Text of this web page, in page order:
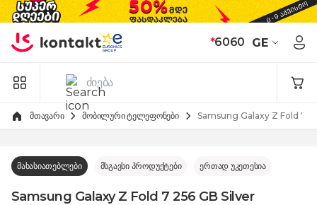
Skip to Content
*6060 GE
მთავარი მობილური ტელეფონები Samsung Galaxy Z Fold 7
მახასიათებლები მსგავსი პროდუქტები ერთად უკეთესია
Samsung Galaxy Z Fold 7 256 GB Silver